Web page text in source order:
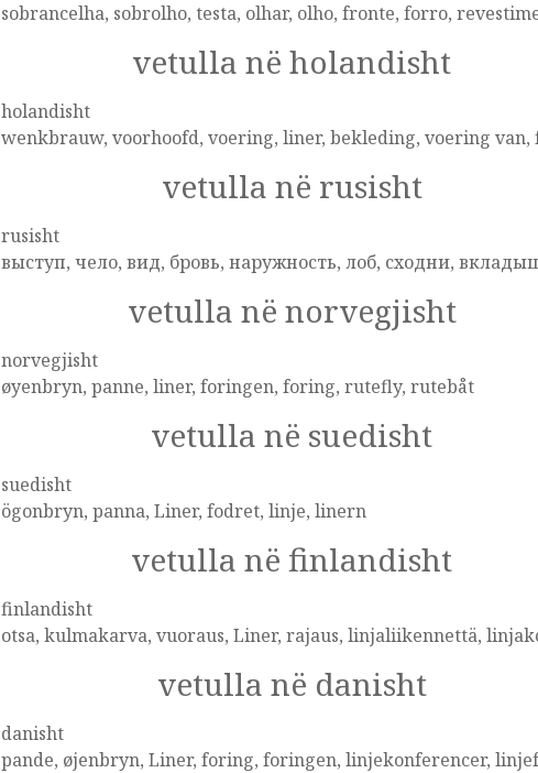
sobrancelha, sobrolho, testa, olhar, olho, fronte, forro,
vetulla në holandisht
holandisht
wenkbrauw, voorhoofd, voering, liner, bekleding, voering van,
vetulla në rusisht
rusisht
выступ, чело, вид, бровь, наружность, лоб, сходни,
vetulla në norvegjisht
norvegjisht
øyenbryn, panne, liner, foringen, foring, rutefly, rutebåt
vetulla në suedisht
suedisht
ögonbryn, panna, Liner, fodret, linje, linern
vetulla në finlandisht
finlandisht
otsa, kulmakarva, vuoraus, Liner, rajaus, linjaliikennettä,
vetulla në danisht
danisht
pande, øjenbryn, Liner, foring, foringen, linjekonferencer,